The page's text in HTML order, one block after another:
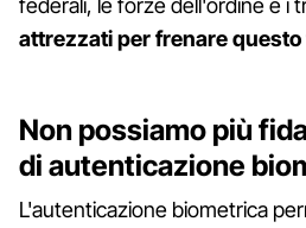
federali, le forze dell'ordine e i
attrezzati per frenare
Non possiamo più
di autenticazione
L'autenticazione biometrica